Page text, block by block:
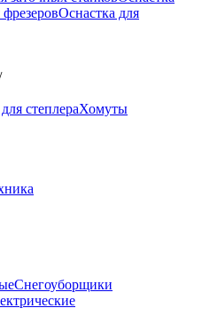
Оснастка для
степлераХомуты
Снегоуборщики